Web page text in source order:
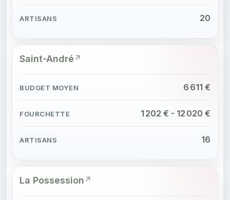
20
Saint-André
6 611 €
1 202 € - 12 020 €
16
La Possession